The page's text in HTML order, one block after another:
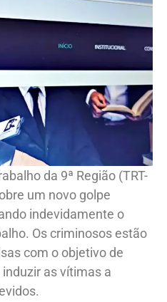
da 9ª Região (TRT-
um novo golpe
indevidamente o
Os criminosos estão
com o objetivo de
as vítimas a